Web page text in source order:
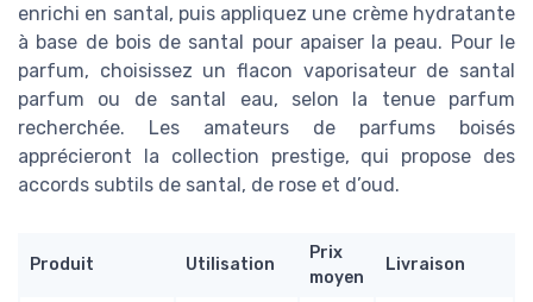
enrichi en santal, puis appliquez une crème hydratante
à base de bois de santal pour apaiser la peau. Pour le
parfum, choisissez un flacon vaporisateur de santal
parfum ou de santal eau, selon la tenue parfum
recherchée. Les amateurs de parfums boisés
apprécieront la collection prestige, qui propose des
accords subtils de santal, de rose et d’oud.
Produit Utilisation
Prix
moyen
Livraison